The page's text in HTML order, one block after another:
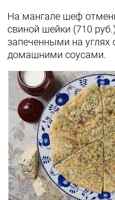
На мангале шеф
свиной шейки (710
запеченными на
домашними соусами.